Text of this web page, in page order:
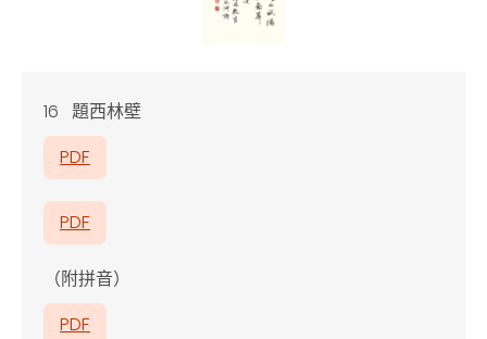
16 題西林壁
PDF
PDF
（附拼音）
PDF